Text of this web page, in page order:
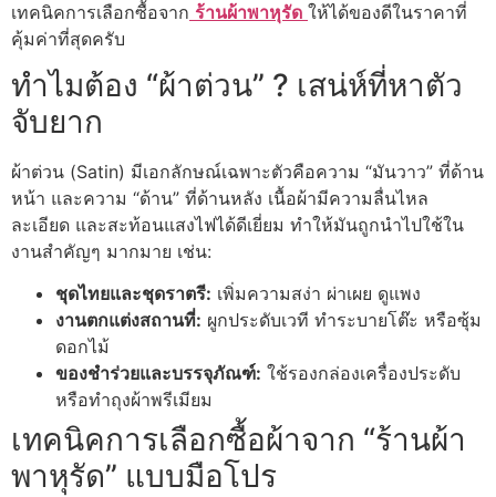
เทคนิคการเลือกซื้อจาก ร้านผ้าพาหุรัด ให้ได้ของดีในราคาที่
คุ้มค่าที่สุดครับ
ทำไมต้อง “ผ้าต่วน” ? เสน่ห์ที่หาตัว
จับยาก
ผ้าต่วน (Satin) มีเอกลักษณ์เฉพาะตัวคือความ “มันวาว” ที่ด้าน
หน้า และความ “ด้าน” ที่ด้านหลัง เนื้อผ้ามีความลื่นไหล
ละเอียด และสะท้อนแสงไฟได้ดีเยี่ยม ทำให้มันถูกนำไปใช้ใน
งานสำคัญๆ มากมาย เช่น:
ชุดไทยและชุดราตรี: เพิ่มความสง่า ผ่าเผย ดูแพง
งานตกแต่งสถานที่: ผูกประดับเวที ทำระบายโต๊ะ หรือซุ้ม
ดอกไม้
ของชำร่วยและบรรจุภัณฑ์: ใช้รองกล่องเครื่องประดับ
หรือทำถุงผ้าพรีเมียม
เทคนิคการเลือกซื้อผ้าจาก “ร้านผ้า
พาหุรัด” แบบมือโปร